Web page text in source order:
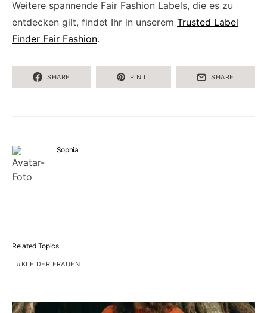
Weitere spannende Fair Fashion Labels, die es zu
entdecken gilt, findet Ihr in unserem Trusted Label
Finder Fair Fashion.
SHARE PIN IT SHARE
Sophia
Related Topics
KLEIDER FRAUEN